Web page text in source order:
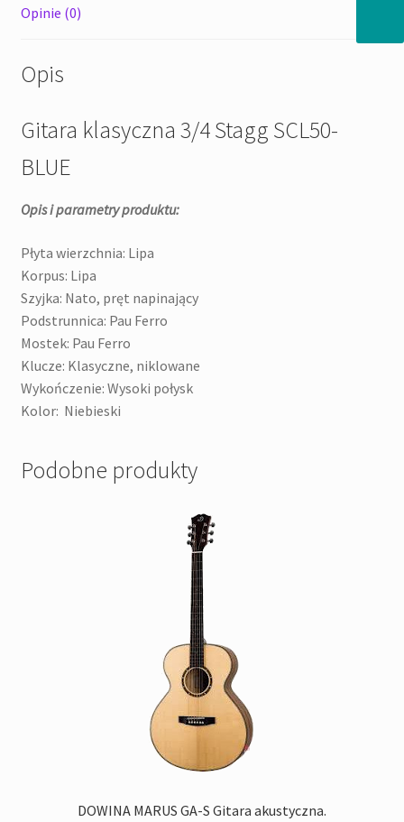
Opinie (0)
Opis
Gitara klasyczna 3/4 Stagg SCL50-
BLUE
Opis i parametry produktu:
Płyta wierzchnia: Lipa
Korpus: Lipa
Szyjka: Nato, pręt napinający
Podstrunnica: Pau Ferro
Mostek: Pau Ferro
Klucze: Klasyczne, niklowane
Wykończenie: Wysoki połysk
Kolor: Niebieski
Podobne produkty
DOWINA MARUS GA-S Gitara akustyczna.